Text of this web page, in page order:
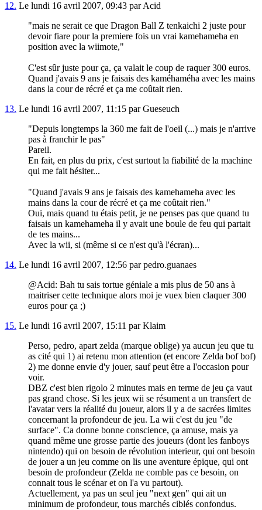
12. Le lundi 16 avril 2007, 09:43 par Acid
"mais ne serait ce que Dragon Ball Z tenkaichi 2 juste pour
devoir fiare pour la premiere fois un vrai kamehameha en
position avec la wiimote,"
C'est sûr juste pour ça, ça valait le coup de raquer 300 euros.
Quand j'avais 9 ans je faisais des kaméhaméha avec les mains
dans la cour de récré et ça me coûtait rien.
13. Le lundi 16 avril 2007, 11:15 par Gueseuch
"Depuis longtemps la 360 me fait de l'oeil (...) mais je n'arrive
pas à franchir le pas"
Pareil.
En fait, en plus du prix, c'est surtout la fiabilité de la machine
qui me fait hésiter...
"Quand j'avais 9 ans je faisais des kamehameha avec les
mains dans la cour de récré et ça me coûtait rien."
Oui, mais quand tu étais petit, je ne penses pas que quand tu
faisais un kamehameha il y avait une boule de feu qui partait
de tes mains...
Avec la wii, si (même si ce n'est qu'à l'écran)...
14. Le lundi 16 avril 2007, 12:56 par pedro.guanaes
@Acid: Bah tu sais tortue géniale a mis plus de 50 ans à
maitriser cette technique alors moi je vuex bien claquer 300
euros pour ça ;)
15. Le lundi 16 avril 2007, 15:11 par Klaim
Perso, pedro, apart zelda (marque oblige) ya aucun jeu que tu
as cité qui 1) ai retenu mon attention (et encore Zelda bof bof)
2) me donne envie d'y jouer, sauf peut être a l'occasion pour
voir.
DBZ c'est bien rigolo 2 minutes mais en terme de jeu ça vaut
pas grand chose. Si les jeux wii se résument a un transfert de
l'avatar vers la réalité du joueur, alors il y a de sacrées limites
concernant la profondeur de jeu. La wii c'est du jeu "de
surface". Ca donne bonne conscience, ça amuse, mais ya
quand même une grosse partie des joueurs (dont les fanboys
nintendo) qui on besoin de révolution interieur, qui ont besoin
de jouer a un jeu comme on lis une aventure épique, qui ont
besoin de profondeur (Zelda ne comble pas ce besoin, on
connait tous le scénar et on l'a vu partout).
Actuellement, ya pas un seul jeu "next gen" qui ait un
minimum de profondeur, tous marchés ciblés confondus.